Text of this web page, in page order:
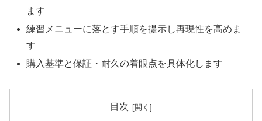
ます
練習メニューに落とす手順を提示し再現性を高めま
す
購入基準と保証・耐久の着眼点を具体化します
目次